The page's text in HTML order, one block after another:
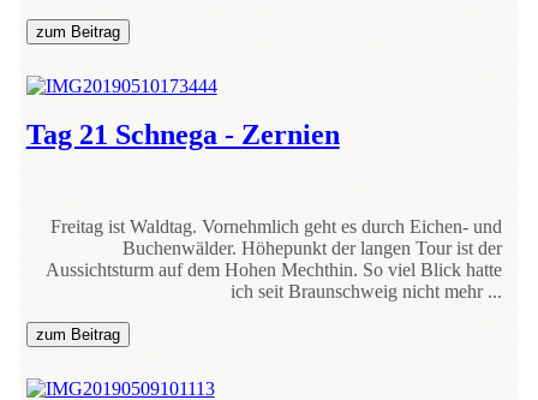
zum Beitrag
Tag 21 Schnega - Zernien
Freitag ist Waldtag. Vornehmlich geht es durch Eichen- und
Buchenwälder. Höhepunkt der langen Tour ist der
Aussichtsturm auf dem Hohen Mechthin. So viel Blick hatte
ich seit Braunschweig nicht mehr ...
zum Beitrag